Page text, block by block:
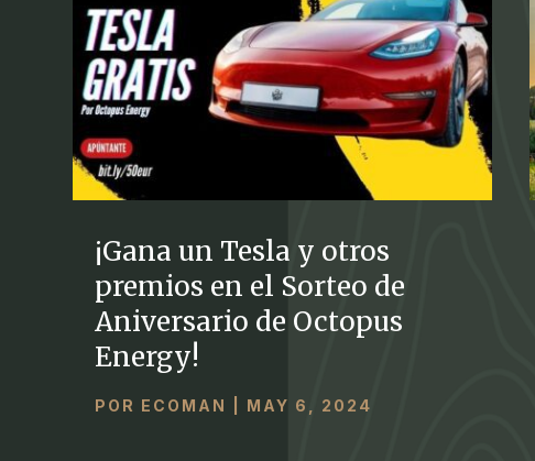
¡Gana un Tesla y otros
premios en el Sorteo de
Aniversario de Octopus
Energy!
POR ECOMAN MAY 6, 2024